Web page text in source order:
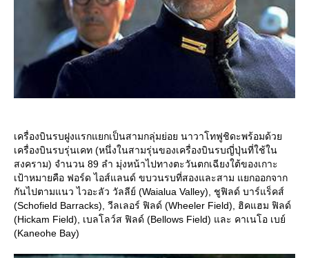
เครื่องบินรบฝูงแรกแยกเป็นสามกลุ่มย่อย นาวาโทฟูชิดะพร้อมด้ว
เครื่องบินรบรุ่นเคท (หนึ่งในสามรุ่นของเครื่องบินรบญี่ปุ่นที่ใช้ใน
สงคราม) จำนวน 89 ลำ มุ่งหน้าไปทางตะวันตกเฉียงใต้ของเกาะ
เป้าหมายคือ ฟอร์ด ไอส์แลนด์ ขบวนรบที่สองและสาม แยกออกจาก
กันไปตามแนว ไวอะลัว วัลลีย์ (Waialua Valley), ชูฟิลด์ บาร์แร็คส์
(Schofield Barracks), วีลเลอร์ ฟิลด์ (Wheeler Field), ฮิคแฮม ฟิลด์
(Hickam Field), เบลโลว์ส ฟิลด์ (Bellows Field) และ คาเนโอ เบย์
(Kaneohe Bay)